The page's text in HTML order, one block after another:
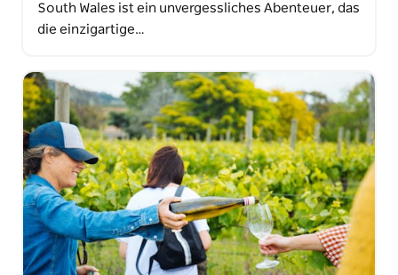
South Wales ist ein unvergessliches Abenteuer, das
die einzigartige…